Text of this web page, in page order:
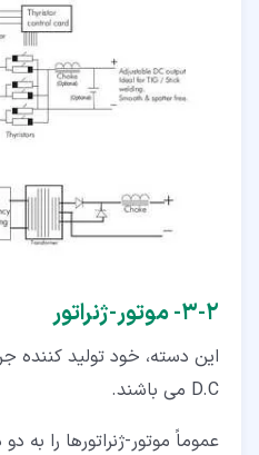
۲‏-‏۳‏- موتور-ژنراتور
D.C می باشند.
عموماً موتور-ژنراتورها را به